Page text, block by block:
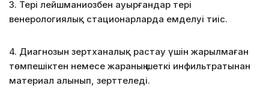
3. Тері лейшманиозбен ауырғандар тері
венерологиялық стационарларда емделуі тиіс.
4. Диагнозын зертханалық растау үшін жарылмаған
төмпешіктен немесе жараның шеткі инфильтратынан
материал алынып, зерттеледі.